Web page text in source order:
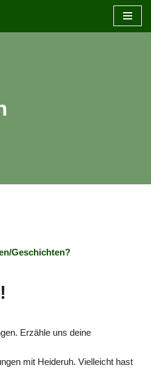
Geschichten?
Erzähle uns deine
mit Heideruh. Vielleicht hast